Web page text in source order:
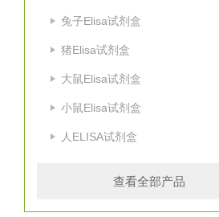
兔子Elisa试剂盒
猪Elisa试剂盒
大鼠Elisa试剂盒
小鼠Elisa试剂盒
人ELISA试剂盒
查看全部产品